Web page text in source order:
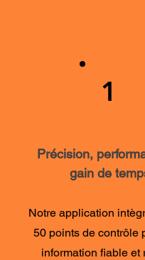
1
Précision,
gain de
Notre application
50 points de contrôle
information fiable et